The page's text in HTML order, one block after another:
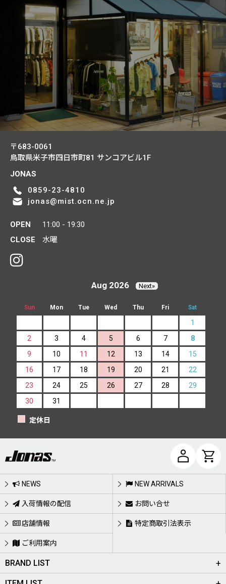
〒683-0061
鳥取県米子市四日市町81 サンコアビル1F
JONAS
0859-23-4810
jonas@mist.ocn.ne.jp
OPEN
11:00 - 19:30
CLOSE
水曜
Aug 2026 Next»
Sun Mon Tue Wed Thu Fri Sat
1
2
3 4 5 6 7
8
9
10 11 12 13 14
15
16
17 18 19 20 21
22
23
24 25 26 27 28
29
30
31
定休日
NEWS NEW ARRIVALS
入荷情報の配信 お問い合せ
店舗情報 特定商取引法表示
ご利用案内
BRAND LIST